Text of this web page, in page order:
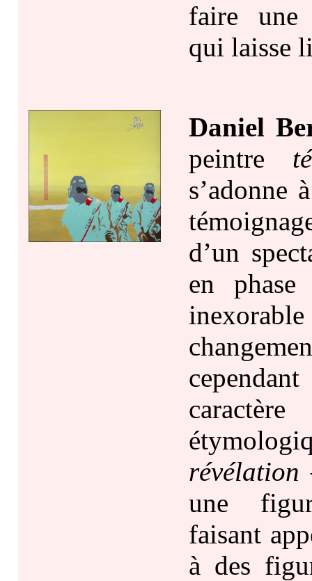
faire une
qui laisse
Daniel
peintre
s’adonne
d’un
en
révélation
une
faisant
à des